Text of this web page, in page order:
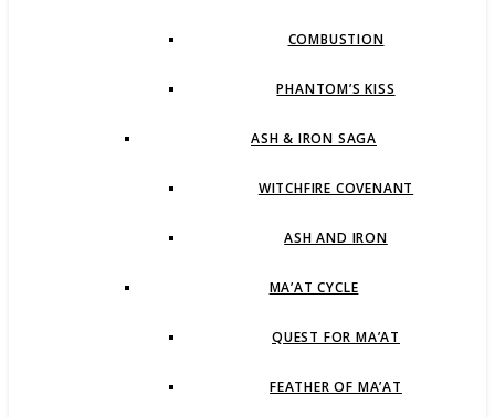
COMBUSTION
PHANTOM’S KISS
ASH & IRON SAGA
WITCHFIRE COVENANT
ASH AND IRON
MA’AT CYCLE
QUEST FOR MA’AT
FEATHER OF MA’AT